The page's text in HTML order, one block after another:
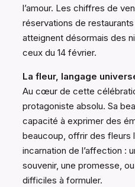
l’amour. Les chiffres de
réservations de
atteignent désormais des
ceux du 14 février.
La fleur, langage
Au cœur de cette
protagoniste absolu. Sa
capacité à exprimer des
beaucoup, offrir des fleurs
incarnation de l’affection :
souvenir, une promesse,
difficiles à formuler.